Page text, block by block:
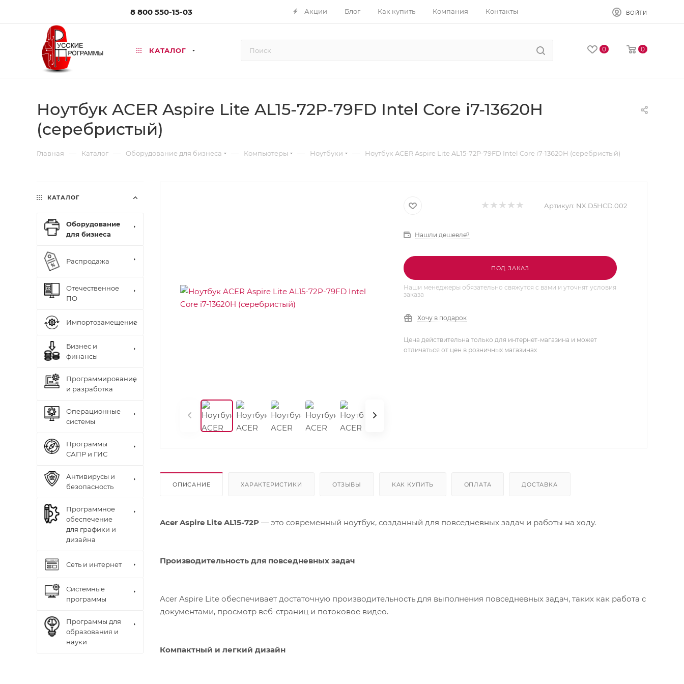
8 800 550-15-03 Акции Блог Как купить Компания Контакты ВОЙТИ
КАТАЛОГ 0 0
Ноутбук ACER Aspire Lite AL15-72P-79FD Intel Core i7-13620H
(серебристый)
Главная — Каталог — Оборудование для бизнеса — Компьютеры — Ноутбуки — Ноутбук ACER Aspire Lite AL15-72P-79FD Intel Core i7-13620H (серебристый)
Артикул: NX.D5HCD.002
Нашли дешевле?
ПОД ЗАКАЗ
Наши менеджеры обязательно свяжутся с вами и уточнят условия
заказа
Хочу в подарок
Цена действительна только для интернет-магазина и может
отличаться от цен в розничных магазинах
ОПИСАНИЕ ХАРАКТЕРИСТИКИ ОТЗЫВЫ КАК КУПИТЬ ОПЛАТА ДОСТАВКА
Acer Aspire Lite AL15-72P — это современный ноутбук, созданный для повседневных задач и работы на ходу.
Производительность для повседневных задач
Acer Aspire Lite обеспечивает достаточную производительность для выполнения повседневных задач, таких как работа с
документами, просмотр веб-страниц и потоковое видео.
Компактный и легкий дизайн
КАТАЛОГ
Оборудование
для бизнеса
Распродажа
Отечественное
ПО
Импортозамещение
Бизнес и
финансы
Программирование
и разработка
Операционные
системы
Программы
САПР и ГИС
Антивирусы и
безопасность
Программное
обеспечение
для графики и
дизайна
Сеть и интернет
Системные
программы
Программы для
образования и
науки